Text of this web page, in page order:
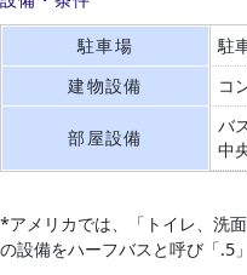
駐車場
駐
建物設備
コ
部屋設備
バ
中
*アメリカでは、「トイレ、洗
の設備をハーフバスと呼び「.5